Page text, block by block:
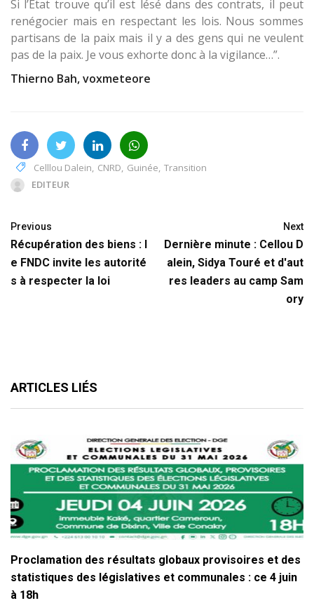
Si l’Etat trouve qu’il est lésé dans des contrats, il peut
renégocier mais en respectant les lois. Nous sommes
partisans de la paix mais il y a des gens qui ne veulent
pas de la paix. Je vous exhorte donc à la vigilance…”.
Thierno Bah, voxmeteore
Celllou Dalein CNRD Guinée Transition
EDITEUR
Previous
Récupération des biens : l
e FNDC invite les autorité
s à respecter la loi
Next
Dernière minute : Cellou D
alein, Sidya Touré et d'aut
res leaders au camp Sam
ory
ARTICLES LIÉS
Proclamation des résultats globaux provisoires et des
statistiques des législatives et communales : ce 4 juin
à 18h